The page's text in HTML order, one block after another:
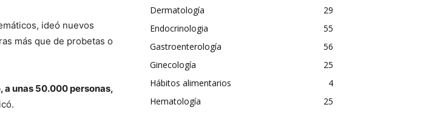
ideó nuevos
más que de probetas o
a unas 50.000 personas,
Dermatología
29
Endocrinologia
55
Gastroenterología
56
Ginecología
25
Hábitos alimentarios
4
Hematología
25